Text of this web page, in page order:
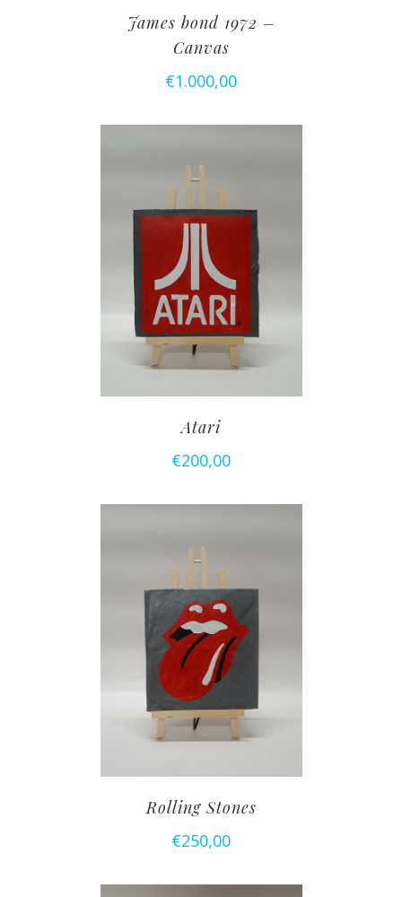
James bond 1972 –
Canvas
€1.000,00
TOEVOEGEN AAN
Atari
€200,00
TOEVOEGEN AAN
Rolling Stones
€250,00